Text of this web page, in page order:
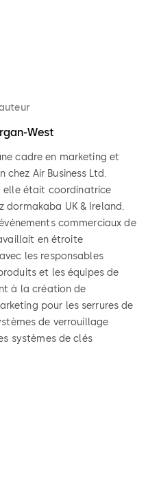
West
cadre en marketing et
chez Air Business Ltd.
elle était coordinatrice
dormakaba UK & Ireland.
commerciaux de
en étroite
les responsables
et les équipes de
à la création de
pour les serrures de
de verrouillage
systèmes de clés